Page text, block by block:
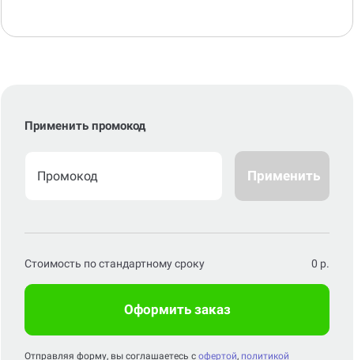
Применить промокод
Применить
Стоимость по стандартному сроку 0 р.
Оформить заказ
Отправляя форму, вы соглашаетесь с офертой, политикой